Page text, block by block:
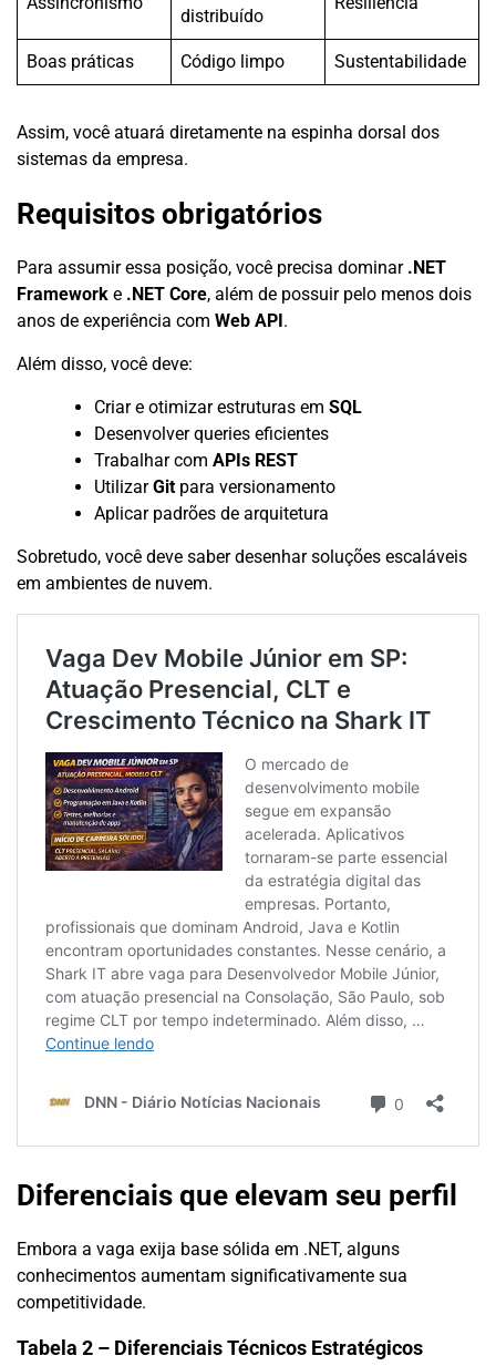
distribuído
Boas práticas Código limpo Sustentabilidade
Assim, você atuará diretamente na espinha dorsal dos
sistemas da empresa.
Requisitos obrigatórios
Para assumir essa posição, você precisa dominar .NET
Framework e .NET Core, além de possuir pelo menos dois
anos de experiência com Web API.
Além disso, você deve:
Criar e otimizar estruturas em SQL
Desenvolver queries eficientes
Trabalhar com APIs REST
UtilizarGit para versionamento
Aplicar padrões de arquitetura
Sobretudo, você deve saber desenhar soluções escaláveis
em ambientes de nuvem.
Diferenciais que elevam seu perfil
Embora a vaga exija base sólida em .NET, alguns
conhecimentos aumentam significativamente sua
competitividade.
Tabela 2 – Diferenciais Técnicos Estratégicos